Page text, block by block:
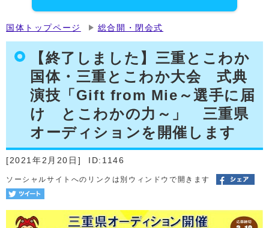
国体トップページ 総合開・閉会式
【終了しました】三重とこわか
国体・三重とこわか大会 式典
演技「Gift from Mie～選手に届
け とこわかの力～」 三重県
オーディションを開催します
[2021年2月20日] ID:1146
ソーシャルサイトへのリンクは別ウィンドウで開きます